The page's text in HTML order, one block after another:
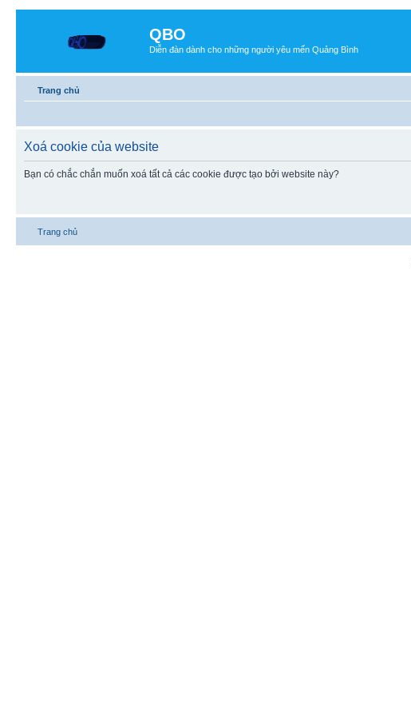
QBO
Diễn đàn dành cho những người yêu mến Quảng Bình
Trang chủ
Xoá cookie của website
Bạn có chắc chắn muốn xoá tất cả các cookie được tạo bởi website này?
Trang chủ